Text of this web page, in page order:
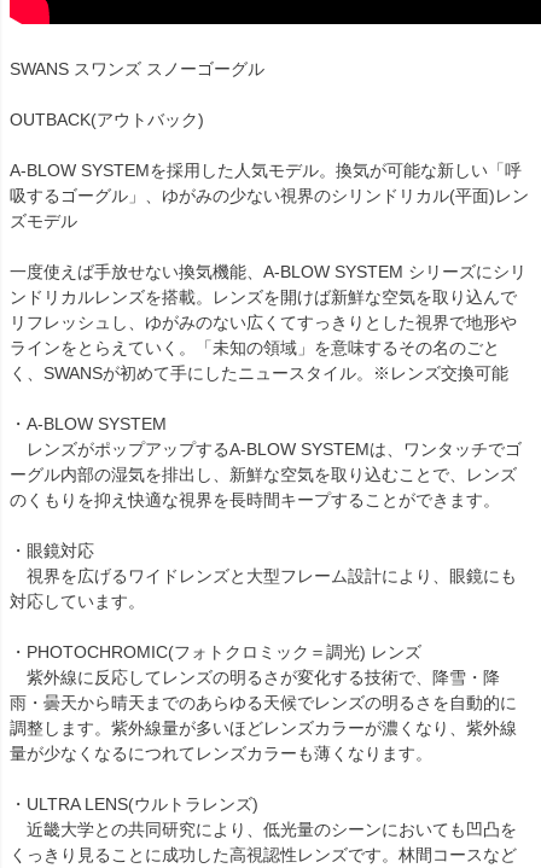
SWANS スワンズ スノーゴーグル
OUTBACK(アウトバック)
A-BLOW SYSTEMを採用した人気モデル。換気が可能な新しい「呼
吸するゴーグル」、ゆがみの少ない視界のシリンドリカル(平面)レン
ズモデル
一度使えば手放せない換気機能、A-BLOW SYSTEM シリーズにシリ
ンドリカルレンズを搭載。レンズを開けば新鮮な空気を取り込んで
リフレッシュし、ゆがみのない広くてすっきりとした視界で地形や
ラインをとらえていく。「未知の領域」を意味するその名のごと
く、SWANSが初めて手にしたニュースタイル。※レンズ交換可能
・A-BLOW SYSTEM
レンズがポップアップするA-BLOW SYSTEMは、ワンタッチでゴ
ーグル内部の湿気を排出し、新鮮な空気を取り込むことで、レンズ
のくもりを抑え快適な視界を長時間キープすることができます。
・眼鏡対応
視界を広げるワイドレンズと大型フレーム設計により、眼鏡にも
対応しています。
・PHOTOCHROMIC(フォトクロミック＝調光) レンズ
紫外線に反応してレンズの明るさが変化する技術で、降雪・降
雨・曇天から晴天までのあらゆる天候でレンズの明るさを自動的に
調整します。紫外線量が多いほどレンズカラーが濃くなり、紫外線
量が少なくなるにつれてレンズカラーも薄くなります。
・ULTRA LENS(ウルトラレンズ)
近畿大学との共同研究により、低光量のシーンにおいても凹凸を
くっきり見ることに成功した高視認性レンズです。林間コースなど